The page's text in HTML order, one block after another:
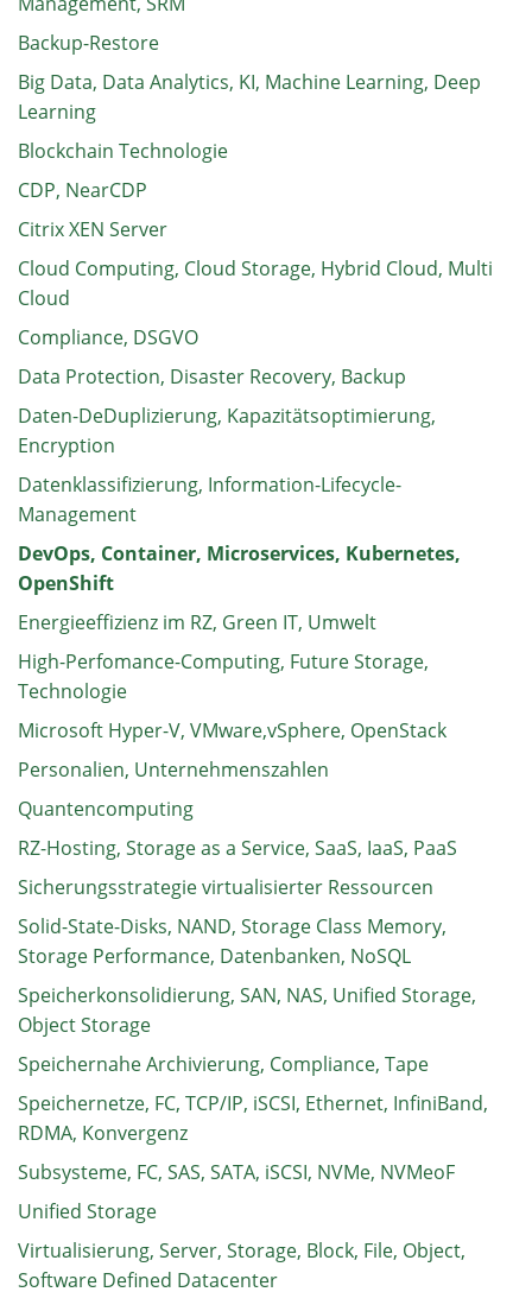
Backup-Restore
Big Data, Data Analytics, KI, Machine Learning, Deep
Learning
Blockchain Technologie
CDP, NearCDP
Citrix XEN Server
Cloud Computing, Cloud Storage, Hybrid Cloud, Multi
Cloud
Compliance, DSGVO
Data Protection, Disaster Recovery, Backup
Daten-DeDuplizierung, Kapazitätsoptimierung,
Encryption
Datenklassifizierung, Information-Lifecycle-
Management
DevOps, Container, Microservices, Kubernetes,
OpenShift
Energieeffizienz im RZ, Green IT, Umwelt
High-Perfomance-Computing, Future Storage,
Technologie
Microsoft Hyper-V, VMware,vSphere, OpenStack
Personalien, Unternehmenszahlen
Quantencomputing
RZ-Hosting, Storage as a Service, SaaS, IaaS, PaaS
Sicherungsstrategie virtualisierter Ressourcen
Solid-State-Disks, NAND, Storage Class Memory,
Storage Performance, Datenbanken, NoSQL
Speicherkonsolidierung, SAN, NAS, Unified Storage,
Object Storage
Speichernahe Archivierung, Compliance, Tape
Speichernetze, FC, TCP/IP, iSCSI, Ethernet, InfiniBand,
RDMA, Konvergenz
Subsysteme, FC, SAS, SATA, iSCSI, NVMe, NVMeoF
Unified Storage
Virtualisierung, Server, Storage, Block, File, Object,
Software Defined Datacenter